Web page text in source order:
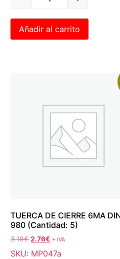
Añadir al carrito
TUERCA DE CIERRE 6MA
980 (Cantidad: 5)
3.19€ 2.76€ + IVA
SKU: MP047a